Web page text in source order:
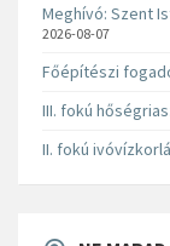
Meghívó: Szent
2026-08-07
Főépítészi
III. fokú
II. fokú